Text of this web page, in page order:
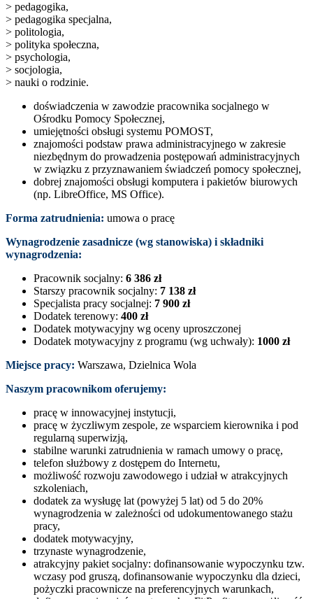
> pedagogika,
> pedagogika specjalna,
> politologia,
> polityka społeczna,
> psychologia,
> socjologia,
> nauki o rodzinie.
doświadczenia w zawodzie pracownika socjalnego w
Ośrodku Pomocy Społecznej,
umiejętności obsługi systemu POMOST,
znajomości podstaw prawa administracyjnego w zakresie
niezbędnym do prowadzenia postępowań administracyjnych
w związku z przyznawaniem świadczeń pomocy społecznej,
dobrej znajomości obsługi komputera i pakietów biurowych
(np. LibreOffice, MS Office).
Forma zatrudnienia: umowa o pracę
Wynagrodzenie zasadnicze (wg stanowiska) i składniki
wynagrodzenia:
Pracownik socjalny: 6 386 zł
Starszy pracownik socjalny: 7 138 zł
Specjalista pracy socjalnej: 7 900 zł
Dodatek terenowy: 400 zł
Dodatek motywacyjny wg oceny uproszczonej
Dodatek motywacyjny z programu (wg uchwały): 1000 zł
Miejsce pracy: Warszawa, Dzielnica Wola
Naszym pracownikom oferujemy:
pracę w innowacyjnej instytucji,
pracę w życzliwym zespole, ze wsparciem kierownika i pod
regularną superwizją,
stabilne warunki zatrudnienia w ramach umowy o pracę,
telefon służbowy z dostępem do Internetu,
możliwość rozwoju zawodowego i udział w atrakcyjnych
szkoleniach,
dodatek za wysługę lat (powyżej 5 lat) od 5 do 20%
wynagrodzenia w zależności od udokumentowanego stażu
pracy,
dodatek motywacyjny,
trzynaste wynagrodzenie,
atrakcyjny pakiet socjalny: dofinansowanie wypoczynku tzw.
wczasy pod gruszą, dofinansowanie wypoczynku dla dzieci,
pożyczki pracownicze na preferencyjnych warunkach,